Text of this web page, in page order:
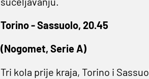
Torino - Sassuolo, 20.45
(Nogomet, Serie A)
Tri kola prije kraja, Torino i